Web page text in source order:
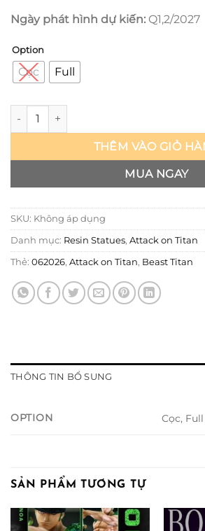
Ngày phát hình dự kiến: Q1,2/2027
Option
Cọc Full
Attack on Titan - Beast Titan - Hertz số
THÊM VÀO GIỎ
MUA NGAY
SKU: Không áp dụng
Danh mục: Resin Statues, Attack on Titan
Thẻ: 062026, Attack on Titan, Beast Titan
THÔNG TIN BỔ SUNG
OPTION Cọc, Full
SẢN PHẨM TƯƠNG TỰ